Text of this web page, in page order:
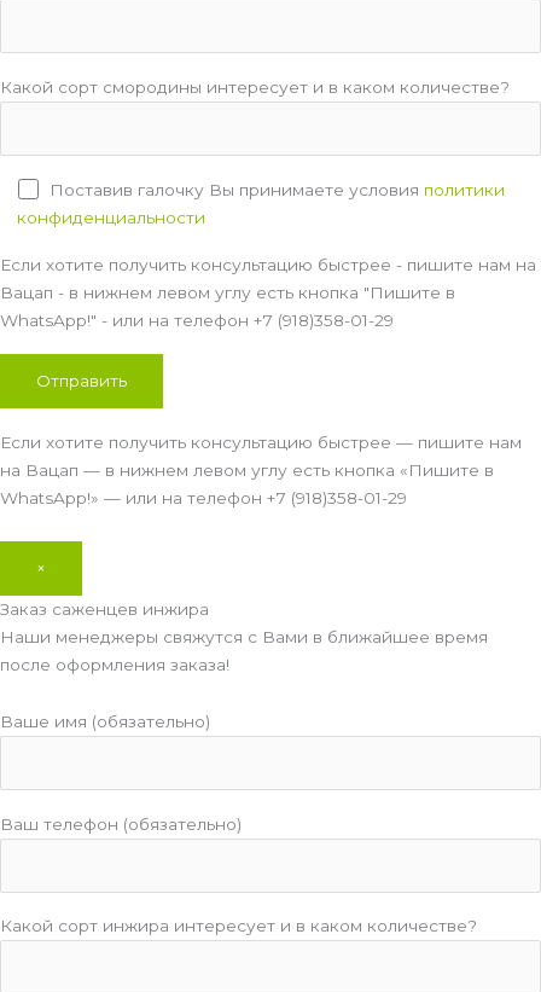
Какой сорт смородины интересует и в каком количестве?
Поставив галочку Вы принимаете условия политики
конфиденциальности
Если хотите получить консультацию быстрее - пишите нам на
Вацап - в нижнем левом углу есть кнопка "Пишите в
WhatsApp!" - или на телефон +7 (918)358-01-29
Если хотите получить консультацию быстрее — пишите нам
на Вацап — в нижнем левом углу есть кнопка «Пишите в
WhatsApp!» — или на телефон +7 (918)358-01-29
×
Заказ саженцев инжира
Наши менеджеры свяжутся с Вами в ближайшее время
после оформления заказа!
Ваше имя (обязательно)
Ваш телефон (обязательно)
Какой сорт инжира интересует и в каком количестве?